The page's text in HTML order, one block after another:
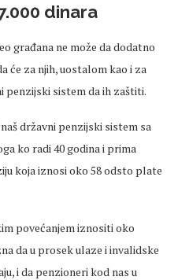
dinara
građana ne može da dodatno
će za njih, uostalom kao i za
penzijski sistem da ih zaštiti.
državni penzijski sistem sa
ko radi 40 godina i prima
koja iznosi oko 58 odsto plate
povećanjem iznositi oko
da u prosek ulaze i invalidske
i da penzioneri kod nas u